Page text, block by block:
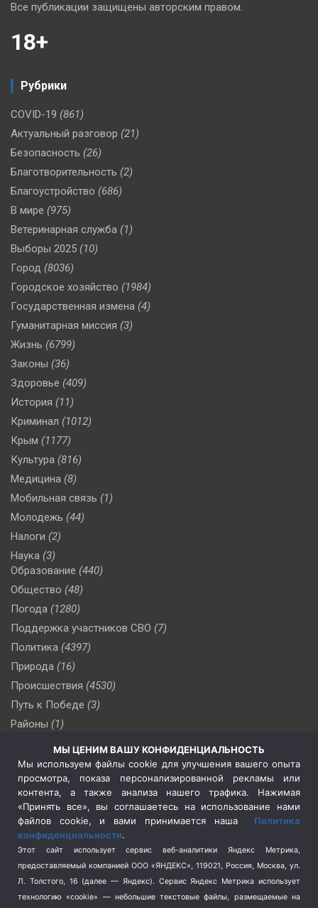
Все публикации защищены авторским правом.
18+
Рубрики
COVID-19 (861)
Актуальный разговор (21)
Безопасность (26)
Благотворительность (2)
Благоустройство (686)
В мире (975)
Ветеринарная служба (1)
Выборы 2025 (10)
Город (8036)
Городское хозяйство (1984)
Государственная измена (4)
Гуманитарная миссия (3)
Жизнь (6799)
Законы (36)
Здоровье (409)
История (11)
Криминал (1012)
Крым (1177)
Культура (816)
Медицина (8)
Мобильная связь (1)
Молодежь (44)
Налоги (2)
Наука (3)
Образование (440)
Общество (48)
Погода (1280)
Поддержка участников СВО (7)
Политика (4397)
Природа (16)
Происшествия (4530)
Путь к Победе (3)
Районы (1)
(510)
Сельское хозяйство (3)
Социальная политика
(3)
Спецоперация в Украине
Спецоперация на Украине
(404)
Спорт (740)
Терроризм (1)
Транспорт (262)
МЫ ЦЕНИМ ВАШУ КОНФИДЕНЦИАЛЬНОСТЬ
Мы используем файлы cookie для улучшения вашего опыта
просмотра, показа персонализированной рекламы или
контента, а также анализа нашего трафика. Нажимая
«Принять все», вы соглашаетесь на использование нами
файлов cookie, и вами принимается наша Политика
конфиденциальности.
Этот сайт использует сервис веб-аналитики Яндекс Метрика,
предоставляемый компанией ООО «ЯНДЕКС», 119021, Россия, Москва, ул.
Л. Толстого, 16 (далее — Яндекс). Сервис Яндекс Метрика использует
технологию «cookie» — небольшие текстовые файлы, размещаемые на